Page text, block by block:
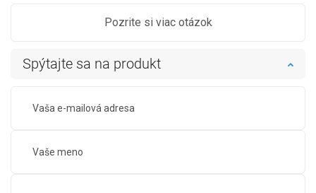
Pozrite si viac otázok
Spýtajte sa na produkt